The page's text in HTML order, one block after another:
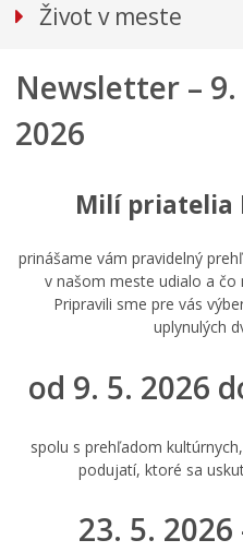
Život v meste
Doprava
Kultúra
Šport
Sociálne služby
LIMKA
LIMKA – rozhovory
Levočský TV týždenník 29.
Mestská polícia
Newsletter – 9.
2026
Milí priatelia
prinášame vám pravidelný
v našom meste udialo a čo
Pripravili sme pre vás
uplynulých
od 9. 5. 2026
spolu s prehľadom
podujatí, ktoré sa
23. 5. 2026